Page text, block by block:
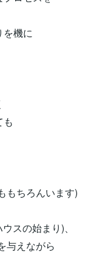
を機に
もちろんいます)
スの始まり)、
与えながら